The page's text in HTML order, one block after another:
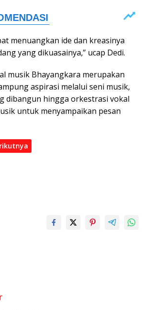
menuangkan ide dan kreasinya
yang dikuasainya,” ucap Dedi.
musik Bhayangkara merupakan
aspirasi melalui seni musik,
dibangun hingga orkestrasi vokal
untuk menyampaikan pesan